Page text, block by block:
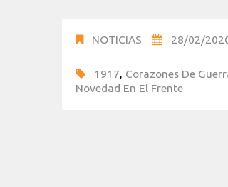
NOTICIAS 28/02/
1917, Corazones De
Novedad En El Frente